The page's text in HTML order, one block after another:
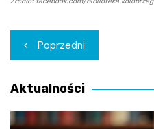
Nawigacja
wpisu
Poprzedni
Aktualności